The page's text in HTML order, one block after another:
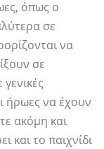
όπως ο
σε
να
σε
ήρωες να έχουν
ακόμη και
και το παιχνίδι